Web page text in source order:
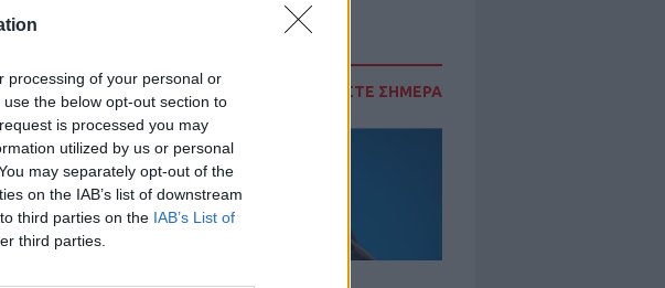
processing of your personal or
the below opt-out section to
is processed you may
utilized by us or personal
may separately opt-out of the
on the IAB’s list of downstream
third parties on the IAB’s List of
third parties.
ΔΙΑΒΑΣΤΕ ΣΗΜΕΡΑ